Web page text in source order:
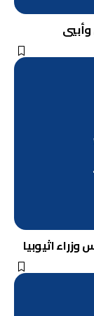
اثيوبيا